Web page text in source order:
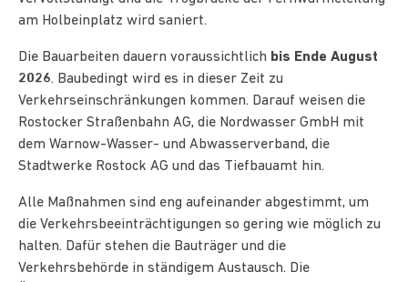
am Holbeinplatz wird saniert.
Die Bauarbeiten dauern voraussichtlich bis Ende August
2026. Baubedingt wird es in dieser Zeit zu
Verkehrseinschränkungen kommen. Darauf weisen die
Rostocker Straßenbahn AG, die Nordwasser GmbH mit
dem Warnow-Wasser- und Abwasserverband, die
Stadtwerke Rostock AG und das Tiefbauamt hin.
Alle Maßnahmen sind eng aufeinander abgestimmt, um
die Verkehrsbeeinträchtigungen so gering wie möglich zu
halten. Dafür stehen die Bauträger und die
Verkehrsbehörde in ständigem Austausch. Die